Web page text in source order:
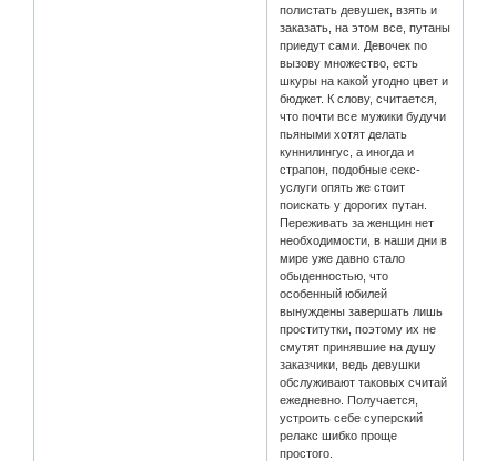
полистать девушек, взять и
заказать, на этом все, путаны
приедут сами. Девочек по
вызову множество, есть
шкуры на какой угодно цвет и
бюджет. К слову, считается,
что почти все мужики будучи
пьяными хотят делать
куннилингус, а иногда и
страпон, подобные секс-
услуги опять же стоит
поискать у дорогих путан.
Переживать за женщин нет
необходимости, в наши дни в
мире уже давно стало
обыденностью, что
особенный юбилей
вынуждены завершать лишь
проститутки, поэтому их не
смутят принявшие на душу
заказчики, ведь девушки
обслуживают таковых считай
ежедневно. Получается,
устроить себе суперский
релакс шибко проще
простого.